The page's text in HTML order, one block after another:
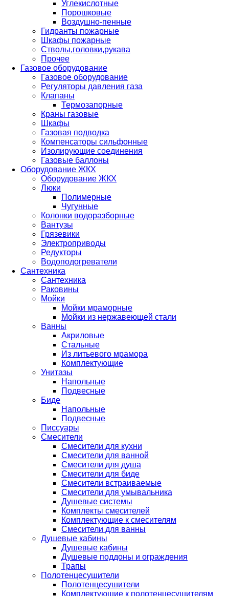
Углекислотные
Порошковые
Воздушно-пенные
Гидранты пожарные
Шкафы пожарные
Стволы,головки,рукава
Прочее
Газовое оборудование
Газовое оборудование
Регуляторы давления газа
Клапаны
Термозапорные
Краны газовые
Шкафы
Газовая подводка
Компенсаторы сильфонные
Изолирующие соединения
Газовые баллоны
Оборудование ЖКХ
Оборудование ЖКХ
Люки
Полимерные
Чугунные
Колонки водоразборные
Вантузы
Грязевики
Электроприводы
Редукторы
Водоподогреватели
Сантехника
Сантехника
Раковины
Мойки
Мойки мраморные
Мойки из нержавеющей стали
Ванны
Акриловые
Стальные
Из литьевого мрамора
Комплектующие
Унитазы
Напольные
Подвесные
Биде
Напольные
Подвесные
Писсуары
Смесители
Смесители для кухни
Смесители для ванной
Смесители для душа
Смесители для биде
Смесители встраиваемые
Смесители для умывальника
Душевые системы
Комплекты смесителей
Комплектующие к смесителям
Смесители для ванны
Душевые кабины
Душевые кабины
Душевые поддоны и ограждения
Трапы
Полотенцесушители
Полотенцесушители
Комплектующие к полотенцесушителям